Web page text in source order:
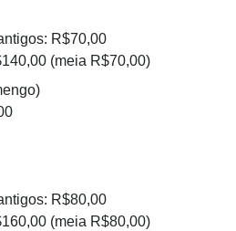
R$70,00
(meia R$70,00)
R$80,00
(meia R$80,00)